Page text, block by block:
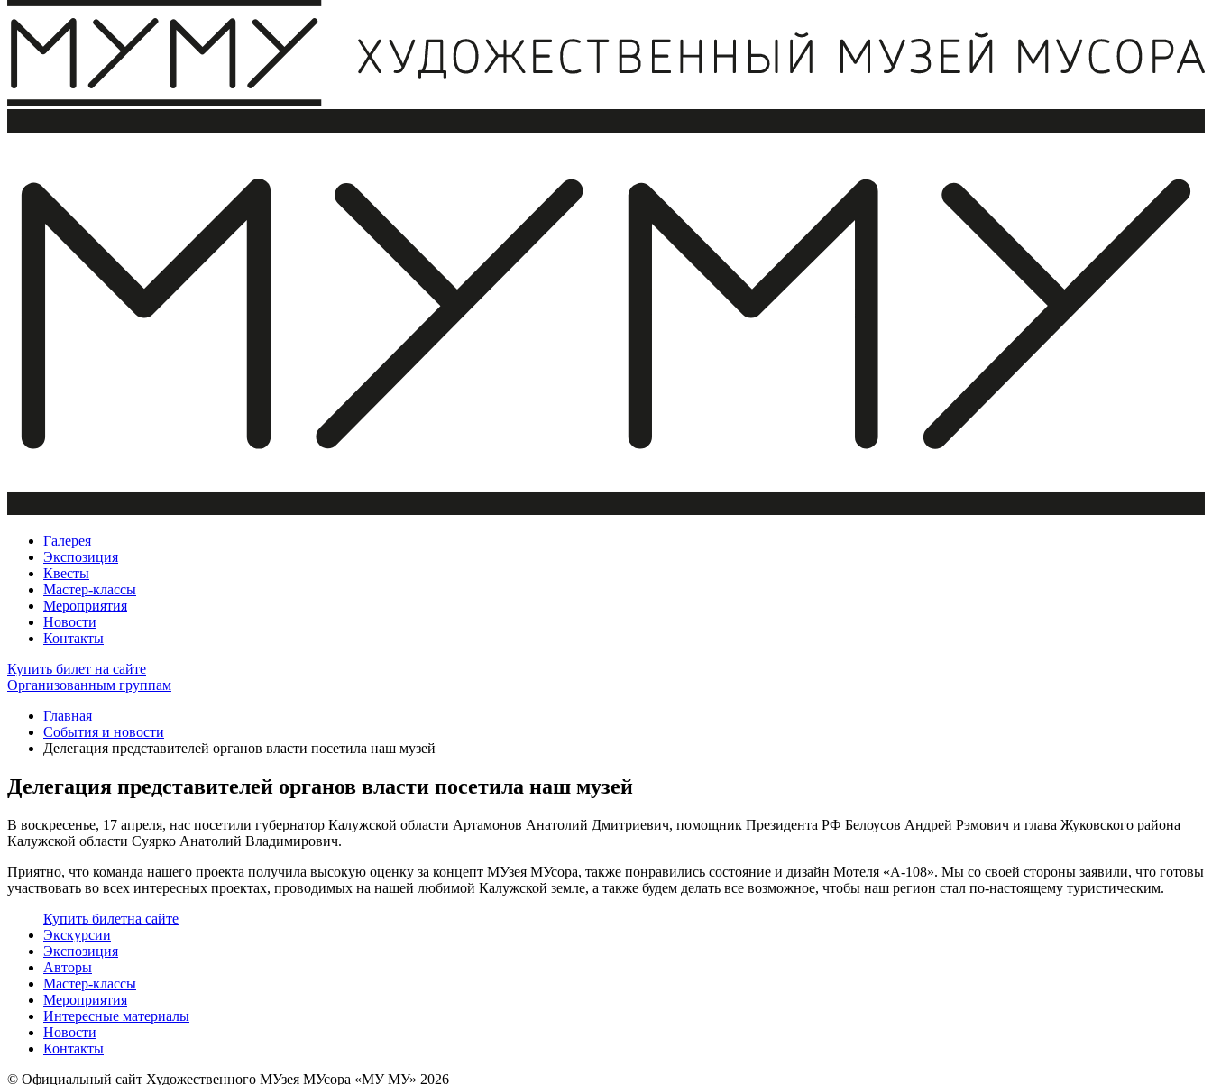
Галерея
Экспозиция
Квесты
Мастер-классы
Мероприятия
Новости
Контакты
Купить билет на сайте
Организованным группам
Главная
События и новости
Делегация представителей органов власти посетила наш музей
Делегация представителей органов власти посетила наш музей
В воскресенье, 17 апреля, нас посетили губернатор Калужской области Артамонов Анатолий Дмитриевич, помощник Президента РФ Белоусов Андрей Рэмович и глава Жуковского района
Калужской области Суярко Анатолий Владимирович.
Приятно, что команда нашего проекта получила высокую оценку за концепт МУзея МУсора, также понравились состояние и дизайн Мотеля «А-108». Мы со своей стороны заявили, что готовы
участвовать во всех интересных проектах, проводимых на нашей любимой Калужской земле, а также будем делать все возможное, чтобы наш регион стал по-настоящему туристическим.
Купить билетна сайте
Экскурсии
Экспозиция
Авторы
Мастер-классы
Мероприятия
Интересные материалы
Новости
Контакты
© Официальный сайт Художественного МУзея МУсора «МУ МУ» 2026